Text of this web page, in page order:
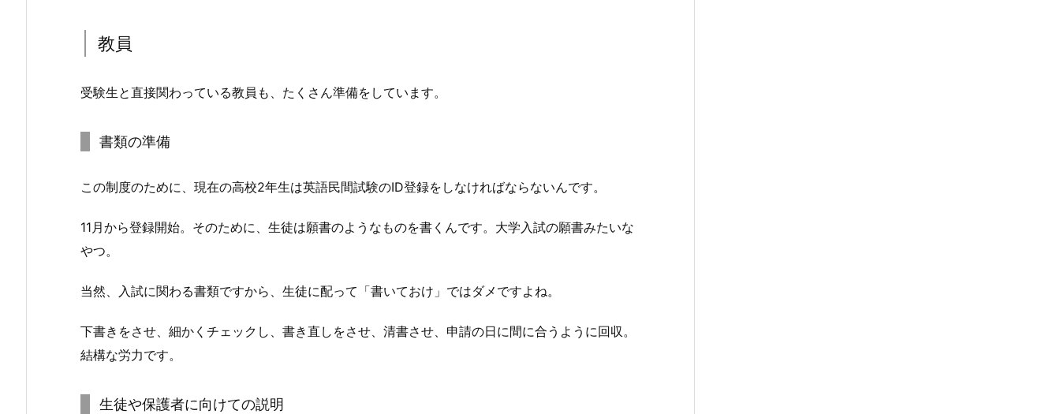
教員
受験生と直接関わっている教員も、たくさん準備をしています。
書類の準備
この制度のために、現在の高校2年生は英語民間試験のID登録をしなければならないんです。
11月から登録開始。そのために、生徒は願書のようなものを書くんです。大学入試の願書みたいな
やつ。
当然、入試に関わる書類ですから、生徒に配って「書いておけ」ではダメですよね。
下書きをさせ、細かくチェックし、書き直しをさせ、清書させ、申請の日に間に合うように回収。
結構な労力です。
生徒や保護者に向けての説明